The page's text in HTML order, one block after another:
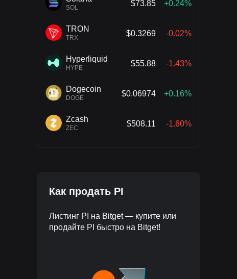
SOL
$73.85 +0.24%
TRON
TRX
$0.3269 -0.02%
Hyperliquid
HYPE
$55.88 -1.43%
Dogecoin
DOGE
$0.06974 +0.16%
Zcash
ZEC
$508.11 -1.60%
Как продать PI
Листинг PI на Bitget — купите или
продайте PI быстро на Bitget!